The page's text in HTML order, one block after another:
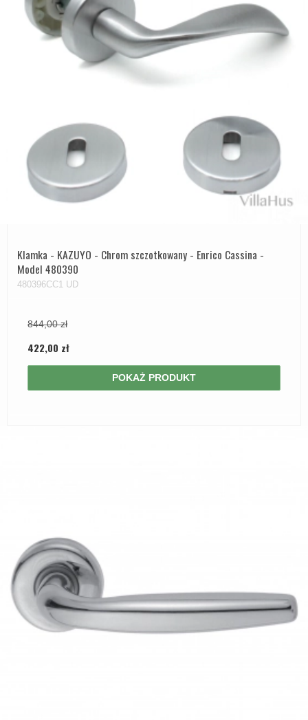
Klamka - KAZUYO - Chrom szczotkowany - Enrico Cassina -
Model 480390
480396CC1 UD
844,00 zł
422,00 zł
POKAŻ PRODUKT